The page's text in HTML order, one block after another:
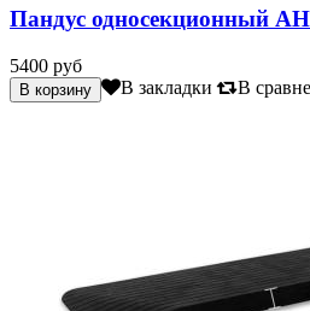
Пандус односекционный
5400 руб
В закладки В